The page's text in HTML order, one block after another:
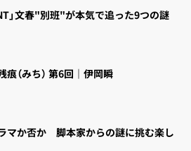
」文春"別班"が本気で追った9つの謎
痕（みち） 第6回｜伊岡瞬
マか否か 脚本家からの謎に挑む楽し